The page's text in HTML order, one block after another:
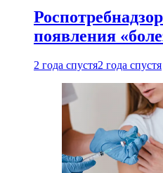
появления
2 года спустя2 года спустя